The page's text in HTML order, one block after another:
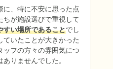
に、特に不安に思った点
ちが施設選びで重視して
すい場所であることでし
ていたことが大きかった
ッフの方々の雰囲気につ
りませんでした。